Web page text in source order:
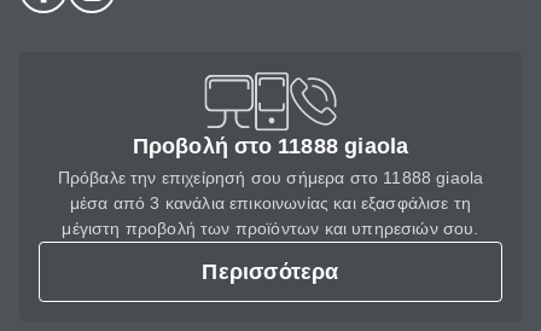
Προβολή στο 11888 giaola
Πρόβαλε την επιχείρησή σου σήμερα στο 11888 giaola
μέσα από 3 κανάλια επικοινωνίας και εξασφάλισε τη
μέγιστη προβολή των προϊόντων και υπηρεσιών σου.
Περισσότερα